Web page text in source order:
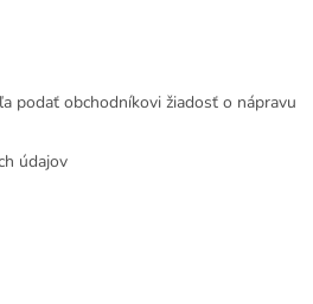
podať obchodníkovi žiadosť o nápravu
údajov